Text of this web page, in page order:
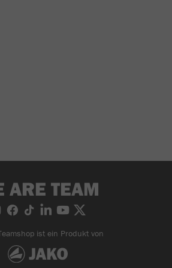
ARE TEAM
ist ein Produkt von